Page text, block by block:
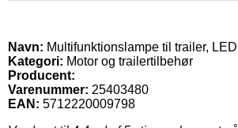
Navn: Multifunktionslampe til trailer, LED
Kategori: Motor og trailertilbehør
Producent:
Varenummer: 25403480
EAN: 5712220009798